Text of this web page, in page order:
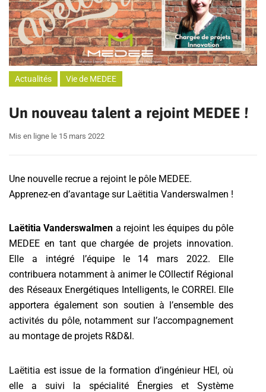
Actualités Vie de MEDEE
Un nouveau talent a rejoint MEDEE !
Mis en ligne le 15 mars 2022
Une nouvelle recrue a rejoint le pôle MEDEE.
Apprenez-en d’avantage sur Laëtitia Vanderswalmen !
Laëtitia Vanderswalmen a rejoint les équipes du pôle
MEDEE en tant que chargée de projets innovation.
Elle a intégré l’équipe le 14 mars 2022. Elle
contribuera notamment à animer le COllectif Régional
des Réseaux Energétiques Intelligents, le CORREI. Elle
apportera également son soutien à l’ensemble des
activités du pôle, notamment sur l’accompagnement
au montage de projets R&D&I.
Laëtitia est issue de la formation d’ingénieur HEI, où
elle a suivi la spécialité Énergies et Système